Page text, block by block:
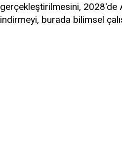
gerçekleştirilmesini, 2028'de
indirmeyi, burada bilimsel